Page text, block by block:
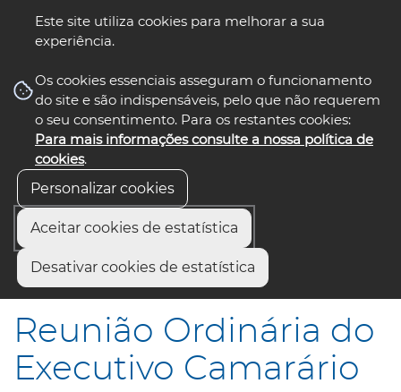
Este site utiliza cookies para melhorar a sua
experiência.
Os cookies essenciais asseguram o funcionamento
do site e são indispensáveis, pelo que não requerem
o seu consentimento. Para os restantes cookies:
Para mais informações consulte a nossa política de
cookies.
Personalizar cookies
Aceitar cookies de estatística
Desativar cookies de estatística
nos select language
Início
Reunião Ordinária do Executivo Camarário
Reunião Ordinária do
Executivo Camarário